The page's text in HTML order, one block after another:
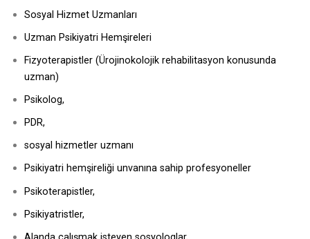
Sosyal Hizmet Uzmanları
Uzman Psikiyatri Hemşireleri
Fizyoterapistler (Ürojinokolojik rehabilitasyon konusunda
uzman)
Psikolog,
PDR,
sosyal hizmetler uzmanı
Psikiyatri hemşireliği unvanına sahip profesyoneller
Psikoterapistler,
Psikiyatristler,